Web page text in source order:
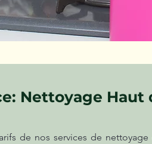
Nettoyage Haut
de nos services de